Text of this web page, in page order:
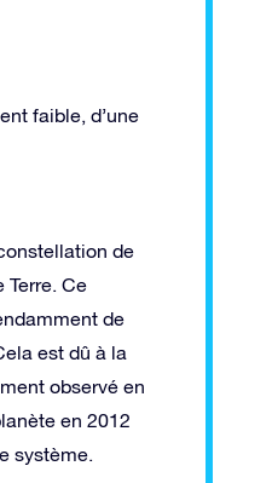
faible, d’une
de
Terre. Ce
de
est dû à la
observé en
en 2012
système.